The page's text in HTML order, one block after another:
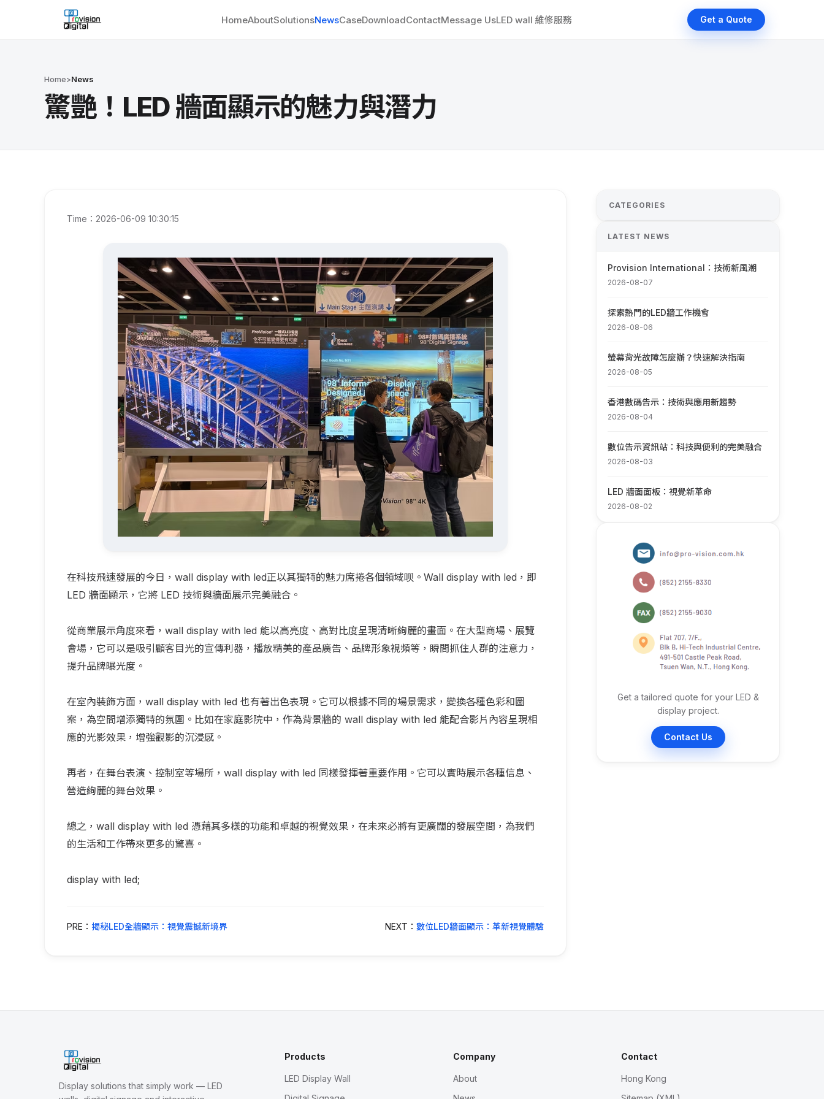
HomeAboutSolutionsNewsCaseDownloadContactMessage UsLED wall 維修服務 Get a Quote
Home>News
驚艷！LED 牆面顯示的魅力與潛力
Time：2026-06-09 10:30:15
在科技飛速發展的今日，wall display with led正以其獨特的魅力席捲各個領域呗。Wall display with led，即
LED 牆面顯示，它將 LED 技術與牆面展示完美融合。
從商業展示角度來看，wall display with led 能以高亮度、高對比度呈現清晰絢麗的畫面。在大型商場、展覽
會場，它可以是吸引顧客目光的宣傳利器，播放精美的產品廣告、品牌形象視頻等，瞬間抓住人群的注意力，
提升品牌曝光度。
在室內裝飾方面，wall display with led 也有著出色表現。它可以根據不同的場景需求，變換各種色彩和圖
案，為空間增添獨特的氛圍。比如在家庭影院中，作為背景牆的 wall display with led 能配合影片內容呈現相
應的光影效果，增強觀影的沉浸感。
再者，在舞台表演、控制室等場所，wall display with led 同樣發揮著重要作用。它可以實時展示各種信息、
營造絢麗的舞台效果。
總之，wall display with led 憑藉其多樣的功能和卓越的視覺效果，在未來必將有更廣闊的發展空間，為我們
的生活和工作帶來更多的驚喜。
display with led;
PRE： 揭秘LED全牆顯示：視覺震撼新境界 NEXT： 數位LED牆面顯示：革新視覺體驗
CATEGORIES
LATEST NEWS
Provision International：技術新風潮
2026-08-07
探索熱門的LED牆工作機會
2026-08-06
螢幕背光故障怎麼辦？快速解決指南
2026-08-05
香港數碼告示：技術與應用新趨勢
2026-08-04
數位告示資訊站：科技與便利的完美融合
2026-08-03
LED 牆面面板：視覺新革命
2026-08-02
Get a tailored quote for your LED &
display project.
Contact Us
Display solutions that simply work — LED
Products
LED Display Wall
Company
About
Contact
Hong Kong